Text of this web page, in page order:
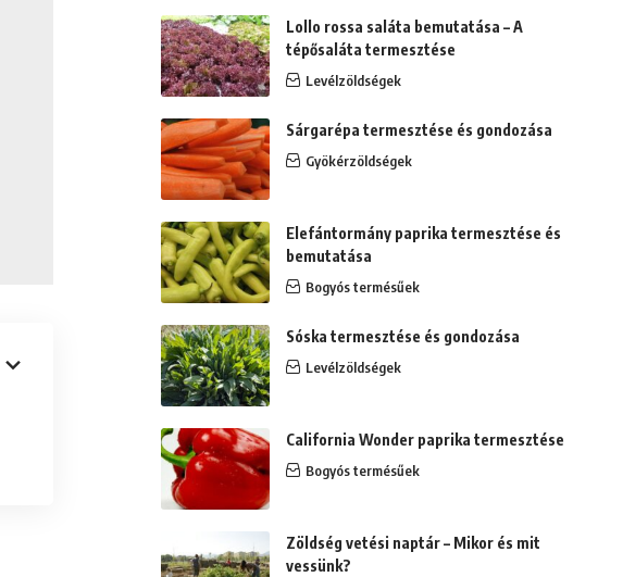
Lollo rossa saláta bemutatása – A
tépősaláta termesztése
Levélzöldségek
Sárgarépa termesztése és gondozása
Gyökérzöldségek
Elefántormány paprika termesztése és
bemutatása
Bogyós termésűek
Sóska termesztése és gondozása
Levélzöldségek
California Wonder paprika termesztése
Bogyós termésűek
Zöldség vetési naptár – Mikor és mit
vessünk?